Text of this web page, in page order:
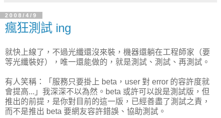
2008/4/9
瘋狂測試 ing
就快上線了，不過光纖還沒來裝，機器還躺在工程師家（要
等光纖裝好），唯一還能做的，就是測試、測試、再測試。
有人笑稱：「服務只要掛上 beta，user 對 error 的容許度就
會提高...」我深深不以為然。beta 或許可以說是測試版，但
推出的前提，是你對目前的這一版，已經善盡了測試之責，
而不是推出 beta 要網友容許錯誤、協助測試。